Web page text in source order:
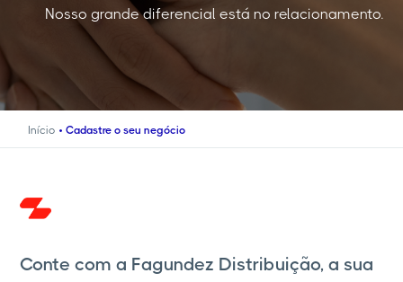
Nosso grande diferencial está no relacionamento.
Início • Cadastre o seu negócio
Conte com a Fagundez Distribuição, a sua